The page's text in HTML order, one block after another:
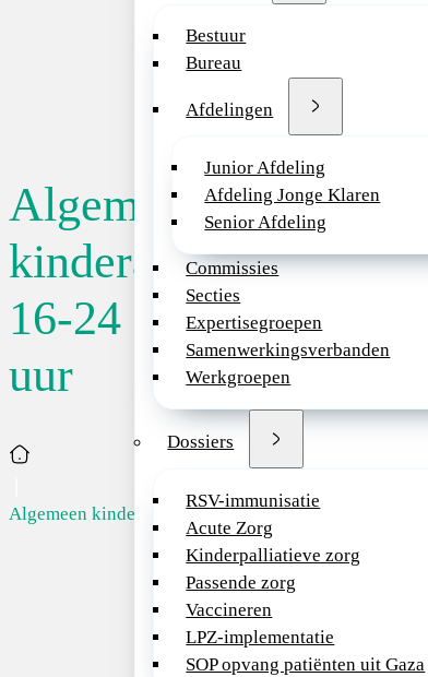
Bestuur
Bureau
Afdelingen
Junior Afdeling
Afdeling Jonge Klaren
Senior Afdeling
Commissies
Secties
Expertisegroepen
Samenwerkingsverbanden
Werkgroepen
Dossiers
RSV-immunisatie
Acute Zorg
Kinderpalliatieve zorg
Passende zorg
Vaccineren
LPZ-implementatie
SOP opvang patiënten uit Gaza
Algemeen
kinderarts
16-24
uur
Home
Algemeen kinder...
Algemeen
kinderarts
16-24 uur
Terug naar
overzicht
Sluitingsdatum:
15/10/2025
18-09-2025
kinderarts
kleurrijke
patiënten?
Amsterdam
Zuidoost.